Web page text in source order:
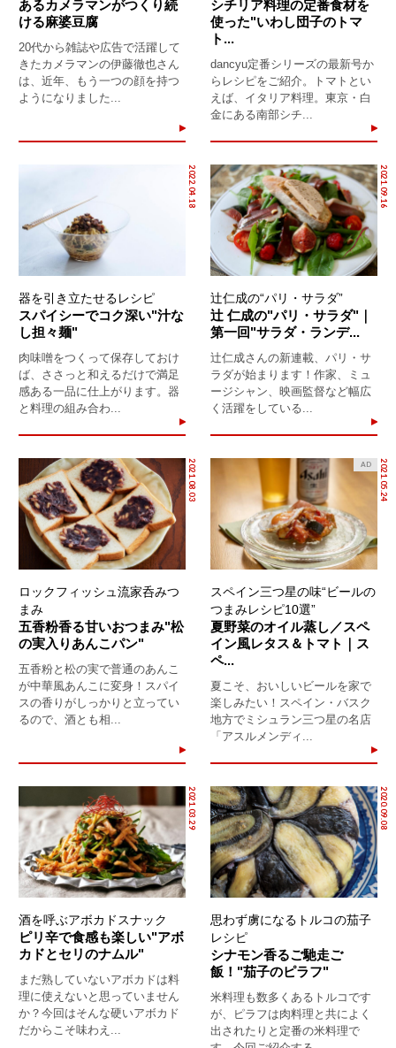
あるカメラマンがつくり続
ける麻婆豆腐
20代から雑誌や広告で活躍して
きたカメラマンの伊藤徹也さん
は、近年、もう一つの顔を持つ
ようになりました...
シチリア料理の定番食材を
使った"いわし団子のトマ
ト...
dancyu定番シリーズの最新号か
らレシピをご紹介。トマトとい
えば、イタリア料理。東京・白
金にある南部シチ...
2022.04.18
器を引き立たせるレシピ
スパイシーでコク深い"汁な
し担々麺"
肉味噌をつくって保存しておけ
ば、ささっと和えるだけで満足
感ある一品に仕上がります。器
と料理の組み合わ...
2021.09.16
辻仁成の“パリ・サラダ”
辻 仁成の"パリ・サラダ"｜
第一回"サラダ・ランデ...
辻仁成さんの新連載、パリ・サ
ラダが始まります！作家、ミュ
ージシャン、映画監督など幅広
く活躍をしている...
2021.08.03
ロックフィッシュ流家呑みつ
まみ
五香粉香る甘いおつまみ"松
の実入りあんこパン"
五香粉と松の実で普通のあんこ
が中華風あんこに変身！スパイ
スの香りがしっかりと立ってい
るので、酒とも相...
2021.05.24
AD
スペイン三つ星の味“ビールの
つまみレシピ10選”
夏野菜のオイル蒸し／スペ
イン風レタス＆トマト｜ス
ペ...
夏こそ、おいしいビールを家で
楽しみたい！スペイン・バスク
地方でミシュラン三つ星の名店
「アスルメンディ...
2021.03.29
酒を呼ぶアボカドスナック
ピリ辛で食感も楽しい"アボ
カドとセリのナムル"
まだ熟していないアボカドは料
理に使えないと思っていません
か？今回はそんな硬いアボカド
だからこそ味わえ...
2020.09.08
思わず虜になるトルコの茄子
レシピ
シナモン香るご馳走ご
飯！"茄子のピラフ"
米料理も数多くあるトルコです
が、ピラフは肉料理と共によく
出されたりと定番の米料理で